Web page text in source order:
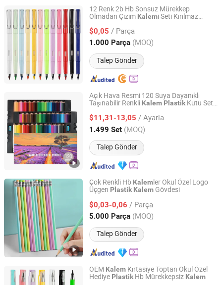
12 Renk 2b Hb Sonsuz Mürekkep
Olmadan Çizim Kalemi Seti Kırılmaz
Gerektirmeyen
$0,05 / Parça
1.000 Parça (MOQ)
Talep Gönder
Ningbo Fenghua Happy Stationery Co., Ltd.
Fiyat 2026
Açık Hava Resmi 120 Suya Dayanıklı
Taşınabilir Renkli Kalem PlastikKutu Seti
Kalem
$11,31-13,05 / Ayarla
1.499 Set (MOQ)
Talep Gönder
Shanghai Haobin Stationery & Art Material Co., Ltd.
Shanghai, China Fiyat 2025
Çok Renkli Hb Kalemler Okul Özel Logo
Üçgen Plastik Kalem Gövdesi
$0,03-0,06 / Parça
5.000 Parça (MOQ)
Talep Gönder
Ningbo Gusta Stationery Co., Ltd.
Zhejiang, China Fiyat 2015
OEM Kalem Kırtasiye Toptan Okul Özel
Hediye Plastik Hb Mürekkepsiz Kalem
Ningbo Blue Bridge Import & Export Co.,Ltd